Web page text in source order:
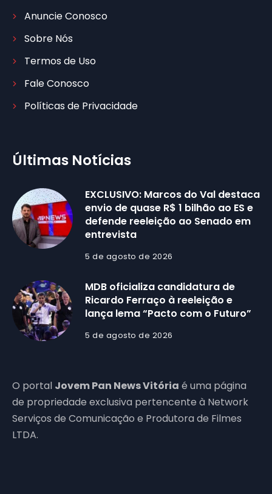
Anuncie Conosco
Sobre Nós
Termos de Uso
Fale Conosco
Políticas de Privacidade
Últimas Notícias
EXCLUSIVO: Marcos do Val destaca
envio de quase R$ 1 bilhão ao ES e
defende reeleição ao Senado em
entrevista
5 de agosto de 2026
MDB oficializa candidatura de
Ricardo Ferraço à reeleição e
lança lema “Pacto com o Futuro”
5 de agosto de 2026
O portal Jovem Pan News Vitória é uma página
de propriedade exclusiva pertencente à Network
Serviços de Comunicação e Produtora de Filmes
LTDA.